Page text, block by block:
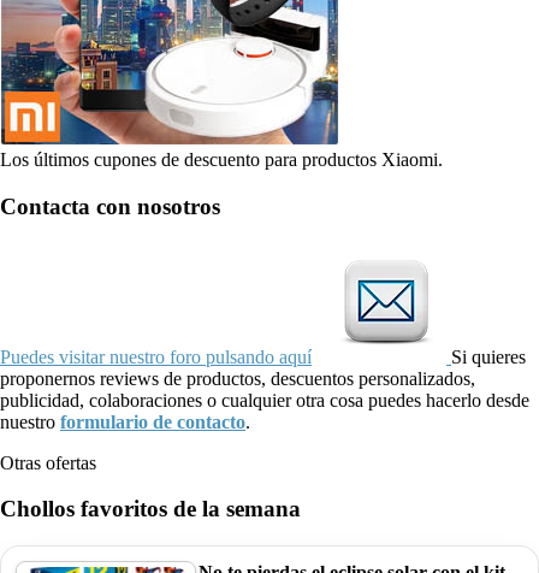
Los últimos cupones de descuento para productos Xiaomi.
Contacta con nosotros
Puedes visitar nuestro foro pulsando aquí
Si quieres
proponernos reviews de productos, descuentos personalizados,
publicidad, colaboraciones o cualquier otra cosa puedes hacerlo desde
nuestro formulario de contacto.
Otras ofertas
Chollos favoritos de la semana